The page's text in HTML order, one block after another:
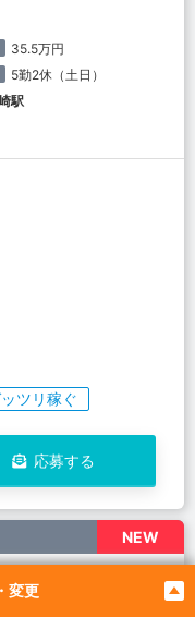
変更
35.5万円
5勤2休（土日）
駅
ツリ稼ぐ
応募する
NEW
円柱上に加工する内